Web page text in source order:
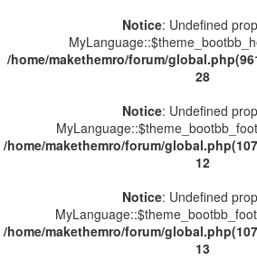
Notice: Undefined
/home/makethemro/forum/
28
Notice: Undefined
/home/makethemro/forum/
12
Notice: Undefined
/home/makethemro/forum/
13